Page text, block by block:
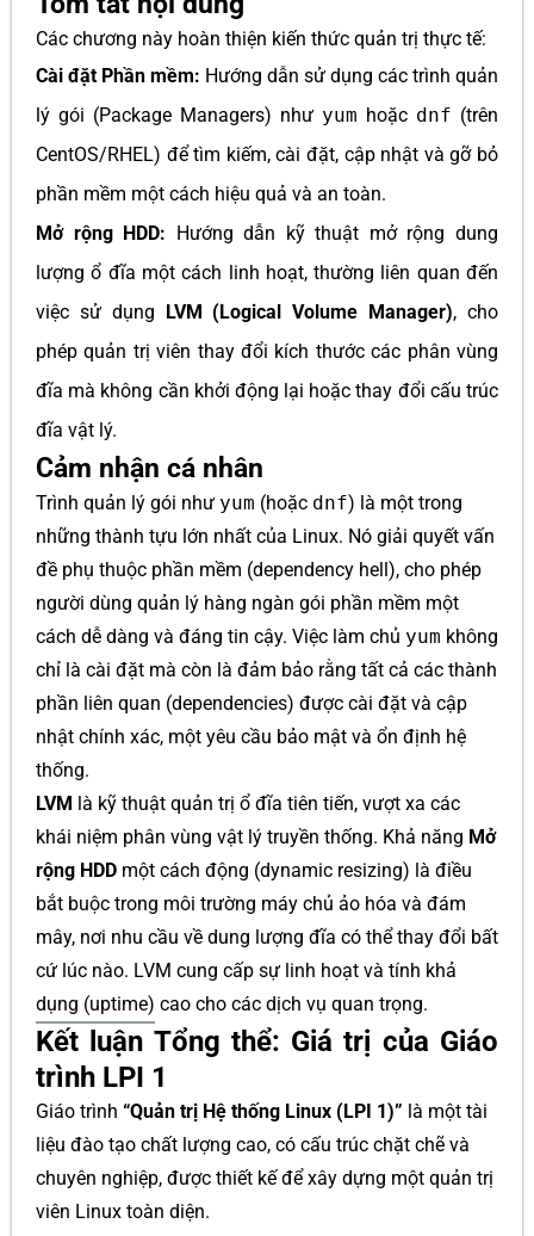
Các chương này hoàn thiện kiến thức quản trị thực tế:
Cài đặt Phần mềm: Hướng dẫn sử dụng các trình quản
lý gói (Package Managers) như yum hoặc dnf (trên
CentOS/RHEL) để tìm kiếm, cài đặt, cập nhật và gỡ bỏ
phần mềm một cách hiệu quả và an toàn.
Mở rộng HDD: Hướng dẫn kỹ thuật mở rộng dung
lượng ổ đĩa một cách linh hoạt, thường liên quan đến
việc sử dụng
LVM (Logical Volume Manager), cho
phép quản trị viên thay đổi kích thước các phân vùng
đĩa mà không cần khởi động lại hoặc thay đổi cấu trúc
đĩa vật lý.
Cảm nhận cá nhân
Trình quản lý gói như yum (hoặc dnf) là một trong
những thành tựu lớn nhất của Linux. Nó giải quyết vấn
đề phụ thuộc phần mềm (dependency hell), cho phép
người dùng quản lý hàng ngàn gói phần mềm một
cách dễ dàng và đáng tin cậy. Việc làm chủ yum không
chỉ là cài đặt mà còn là đảm bảo rằng tất cả các thành
phần liên quan (dependencies) được cài đặt và cập
nhật chính xác, một yêu cầu bảo mật và ổn định hệ
thống.
LVM là kỹ thuật quản trị ổ đĩa tiên tiến, vượt xa các
khái niệm phân vùng vật lý truyền thống. Khả năng Mở
rộng HDD một cách động (dynamic resizing) là điều
bắt buộc trong môi trường máy chủ ảo hóa và đám
mây, nơi nhu cầu về dung lượng đĩa có thể thay đổi bất
cứ lúc nào. LVM cung cấp sự linh hoạt và tính khả
dụng (uptime) cao cho các dịch vụ quan trọng.
Kết luận Tổng thể: Giá trị của Giáo
trình LPI 1
Giáo trình “Quản trị Hệ thống Linux (LPI 1)” là một tài
liệu đào tạo chất lượng cao, có cấu trúc chặt chẽ và
chuyên nghiệp, được thiết kế để xây dựng một quản trị
viên Linux toàn diện.